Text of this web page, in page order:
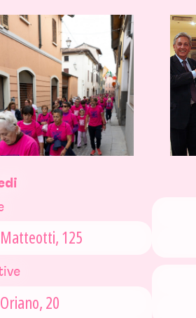
Matteotti, 125
20